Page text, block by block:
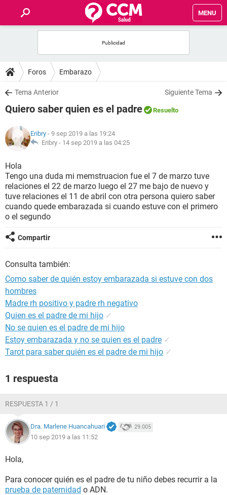
MENU
FOROS
SALUD
FAMILIA
NUTRICIÓN
BIENESTAR
SEXUALIDAD
GLOSARIO
Foros Embarazo
Tema Anterior Siguiente Tema
Quiero saber quien es el padre Resuelto
Eribry - 9 sep 2019 a las 19:24
Eribry - 14 sep 2019 a las 04:25
Hola
Tengo una duda mi memstruacion fue el 7 de marzo tuve
relaciones el 22 de marzo luego el 27 me bajo de nuevo y
tuve relaciones el 11 de abril con otra persona quiero saber
cuando quede embarazada si cuando estuve con el primero
o el segundo
Compartir
Consulta también:
Como saber de quién estoy embarazada si estuve con dos
hombres
Madre rh positivo y padre rh negativo
Quien es el padre de mi hijo ✓
No se quien es el padre de mi hijo
Estoy embarazada y no se quien es el padre ✓
Tarot para saber quién es el padre de mi hijo ✓
1 respuesta
RESPUESTA 1 / 1
Dra. Marlene Huancahuari 29.005
10 sep 2019 a las 11:52
Hola,
Para conocer quién es el padre de tu niño debes recurrir a la
prueba de paternidad o ADN.